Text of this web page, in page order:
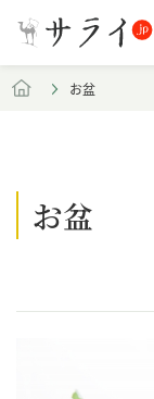
お盆
お盆